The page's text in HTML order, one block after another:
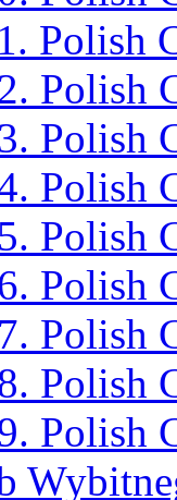
Polish
Polish
Polish
Polish
Polish
Polish
Polish
Polish
Polish